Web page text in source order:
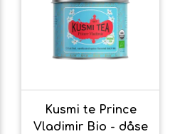
Kusmi te Prince
Vladimir Bio - dåse